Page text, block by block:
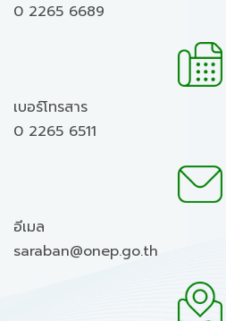
0 2265 6689
เบอร์โทรสาร
0 2265 6511
อีเมล
saraban@onep.go.th